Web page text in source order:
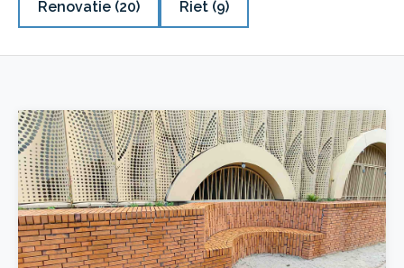
Renovatie (20) Riet (9)